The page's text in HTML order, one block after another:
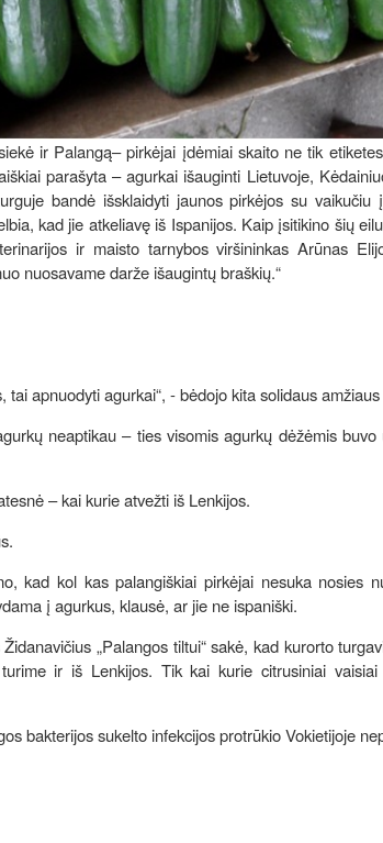
ir Palangą– pirkėjai įdėmiai skaito ne tik
parašyta – agurkai išauginti Lietuvoje,
bandė išsklaidyti jaunos pirkėjos su
kad jie atkeliavę iš Ispanijos. Kaip įsitikino šių
ir maisto tarnybos viršininkas Arūnas
nuosavame darže išaugintų braškių.“
apnuodyti agurkai“, - bėdojo kita solidaus
neaptikau – ties visomis agurkų dėžėmis
– kai kurie atvežti iš Lenkijos.
kad kol kas palangiškiai pirkėjai nesuka nosies
į agurkus, klausė, ar jie ne ispaniški.
„Palangos tiltui“ sakė, kad kurorto
ir iš Lenkijos. Tik kai kurie citrusiniai
bakterijos sukelto infekcijos protrūkio Vokietijoje